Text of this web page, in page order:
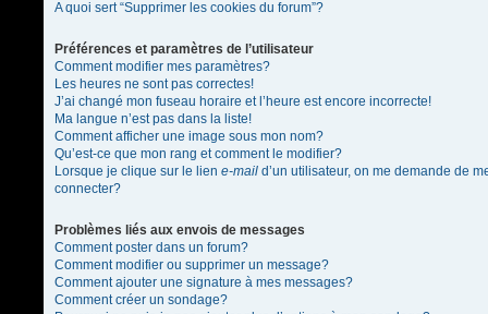
A quoi sert “Supprimer les cookies du forum”?
Préférences et paramètres de l’utilisateur
Comment modifier mes paramètres?
Les heures ne sont pas correctes!
J’ai changé mon fuseau horaire et l’heure est encore incorrecte!
Ma langue n’est pas dans la liste!
Comment afficher une image sous mon nom?
Qu’est-ce que mon rang et comment le modifier?
Lorsque je clique sur le lien e-mail d’un utilisateur, on me demande de
connecter?
Problèmes liés aux envois de messages
Comment poster dans un forum?
Comment modifier ou supprimer un message?
Comment ajouter une signature à mes messages?
Comment créer un sondage?